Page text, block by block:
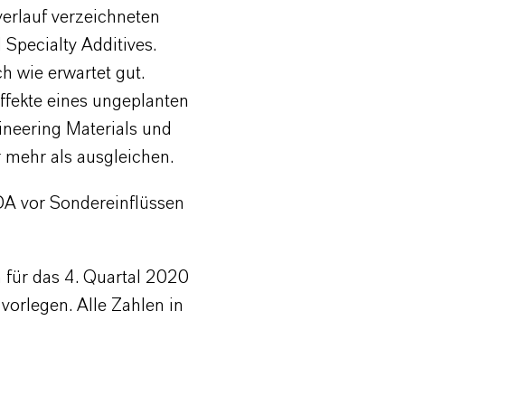
verzeichneten
Additives.
wie erwartet gut.
eines ungeplanten
Materials und
als ausgleichen.
vor Sondereinflüssen
für das 4. Quartal 2020
Alle Zahlen in